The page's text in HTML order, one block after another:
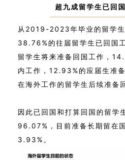
超九成留学生已回
从2019-2023年毕业的留学生
38.76%的往届留学生已回国
留学生将来准备回国工作，
内工作，12.93%的应届生准
在海外工作的留学生后续准备
因此已回国和打算回国的留学
96.07%，目前准备长期留在
3.93%。